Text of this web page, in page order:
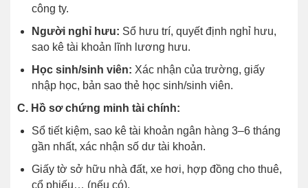
công ty.
Người nghỉ hưu: Sổ hưu trí, quyết định nghỉ hưu,
sao kê tài khoản lĩnh lương hưu.
Học sinh/sinh viên: Xác nhận của trường, giấy
nhập học, bản sao thẻ học sinh/sinh viên.
C. Hồ sơ chứng minh tài chính:
Sổ tiết kiệm, sao kê tài khoản ngân hàng 3–6 tháng
gần nhất, xác nhận số dư tài khoản.
Giấy tờ sở hữu nhà đất, xe hơi, hợp đồng cho thuê,
cổ phiếu… (nếu có).